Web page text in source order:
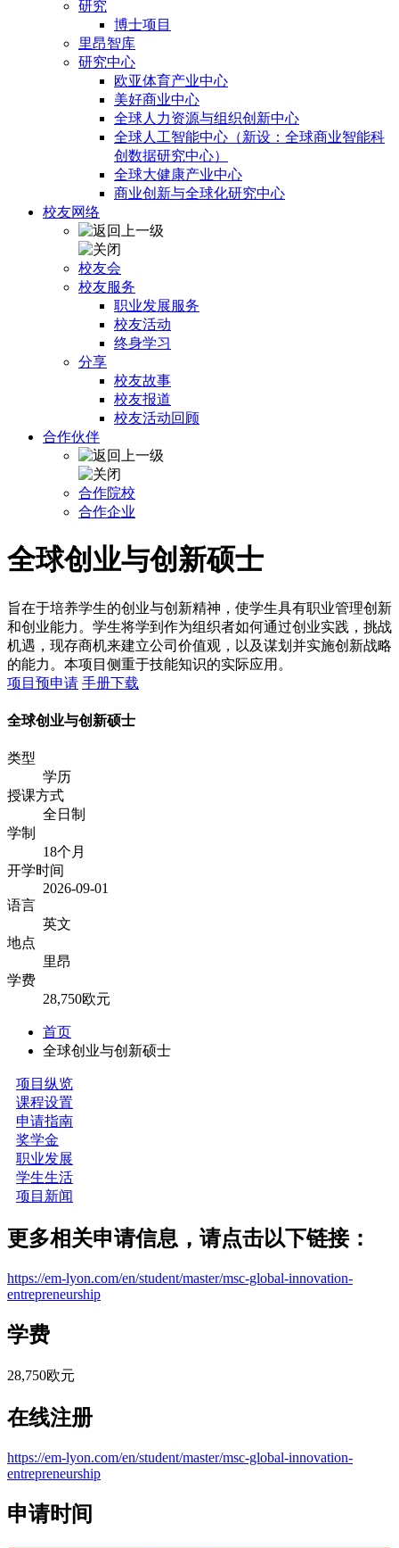
研究
博士项目
里昂智库
研究中心
欧亚体育产业中心
美好商业中心
全球人力资源与组织创新中心
全球人工智能中心（新设：全球商业智能科
创数据研究中心）
全球大健康产业中心
商业创新与全球化研究中心
校友网络
校友会
校友服务
职业发展服务
校友活动
终身学习
分享
校友故事
校友报道
校友活动回顾
合作伙伴
合作院校
合作企业
全球创业与创新硕士
旨在于培养学生的创业与创新精神，使学生具有职业管理创新
和创业能力。学生将学到作为组织者如何通过创业实践，挑战
机遇，现存商机来建立公司价值观，以及谋划并实施创新战略
的能力。本项目侧重于技能知识的实际应用。
项目预申请 手册下载
全球创业与创新硕士
类型
学历
授课方式
全日制
学制
18个月
开学时间
2026-09-01
语言
英文
地点
里昂
学费
28,750欧元
首页
全球创业与创新硕士
项目纵览
课程设置
申请指南
奖学金
职业发展
学生生活
项目新闻
更多相关申请信息，请点击以下链接：
https://em-lyon.com/en/student/master/msc-global-innovation-
entrepreneurship
学费
28,750欧元
在线注册
https://em-lyon.com/en/student/master/msc-global-innovation-
entrepreneurship
申请时间